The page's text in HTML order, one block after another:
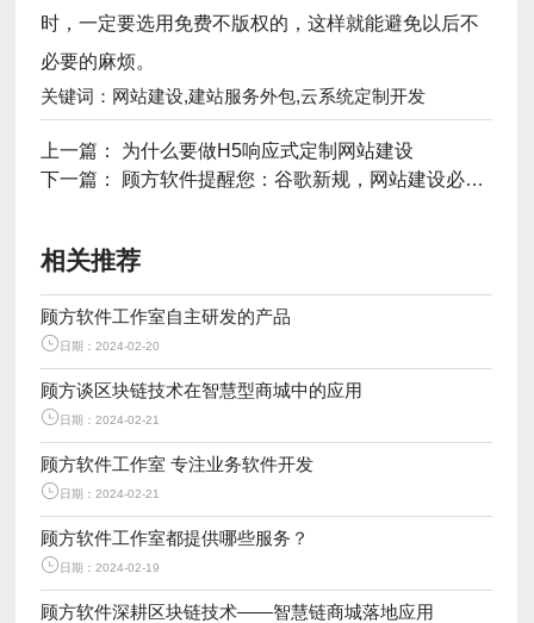
时，一定要选用免费不版权的，这样就能避免以后不
必要的麻烦。
关键词：网站建设,建站服务外包,云系统定制开发
上一篇： 为什么要做H5响应式定制网站建设
下一篇： 顾方软件提醒您：谷歌新规，网站建设必须支持移动端，
相关推荐
顾方软件工作室自主研发的产品
日期：2024-02-20
顾方谈区块链技术在智慧型商城中的应用
日期：2024-02-21
顾方软件工作室 专注业务软件开发
日期：2024-02-21
顾方软件工作室都提供哪些服务？
日期：2024-02-19
顾方软件深耕区块链技术——智慧链商城落地应用